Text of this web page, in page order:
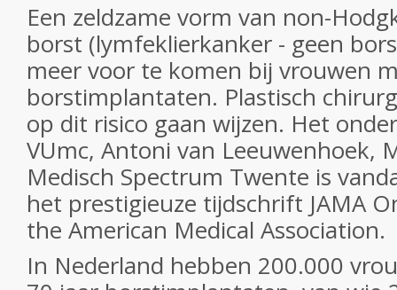
Een zeldzame vorm van non-
borst (lymfeklierkanker - geen
meer voor te komen bij vrouwen
borstimplantaten. Plastisch
op dit risico gaan wijzen. Het
VUmc, Antoni van Leeuwenhoek,
Medisch Spectrum Twente is
het prestigieuze tijdschrift JAMA
the American Medical Association.
In Nederland hebben 200.000